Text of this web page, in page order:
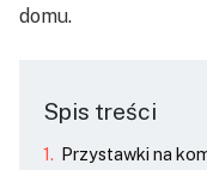
domu.
Spis treści
Przystawki na